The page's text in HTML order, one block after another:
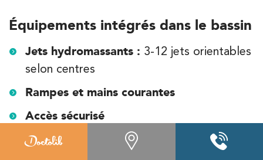
Équipements intégrés dans le bassin
Jets hydromassants : 3-12 jets orientables
selon centres
Rampes et mains courantes
Accès sécurisé
Matériel kiné aquatique (
Flotteurs,